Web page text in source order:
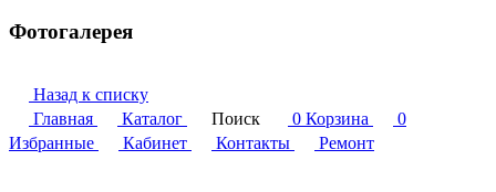
Фотогалерея
Назад к списку
Главная
Каталог Поиск 0 Корзина
0
Избранные
Кабинет Контакты Ремонт